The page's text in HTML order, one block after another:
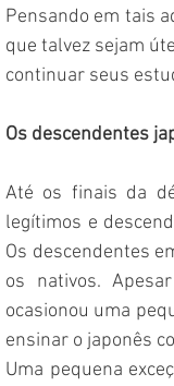
Pensando em tais
que talvez sejam
continuar seus
Os descendentes
Até os finais da
legítimos e
Os descendentes
os nativos.
ocasionou uma
ensinar o japonês
Uma pequena